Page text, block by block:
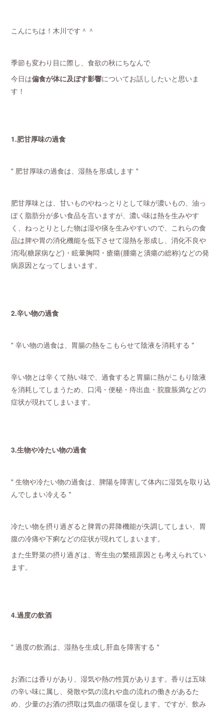
こんにちは！木川です＾＾
季節も変わり目に際し、食欲の秋にちなんで
今日は偏食が体に及ぼす影響についてお話ししたいと思いま
す！
1.肥甘厚味の過食
" 肥甘厚味の過食は、湿熱を形成します "
肥甘厚味とは、甘いものやねっとりとして味が濃いもの、油っ
ぽく脂肪分が多い食品を言いますが、濃い味は熱を生みやす
く、ねっとりとした物は湿や痰を生みやすいので、これらの食
品は脾や胃の消化機能を低下させて湿熱を形成し、消化不良や
消渇(糖尿病など)・眩暈胸悶・瘡瘍(腫瘍と潰瘍の総称)などの発
病原因となってしまいます。
2.辛い物の過食
" 辛い物の過食は、胃腸の熱をこもらせて陰液を消耗する "
辛い物とは辛くて熱い味で、過食すると胃腸に熱がこもり陰液
を消耗してしまうため、口渇・便秘・痔出血・脘腹脹満などの
症状が現れてしまいます。
3.生物や冷たい物の過食
" 生物や冷たい物の過食は、脾陽を障害して体内に湿気を取り込
んでしまい冷える "
冷たい物を摂り過ぎると脾胃の昇降機能が失調してしまい、胃
腹の冷痛や下痢などの症状が現れてしまいます。
また生野菜の摂り過ぎは、寄生虫の繁殖原因とも考えられてい
ます。
4.過度の飲酒
" 過度の飲酒は、湿熱を生成し肝血を障害する "
お酒には香りがあり、湿気や熱の性質があります。香りは五味
の辛い味に属し、発散や気の流れや血の流れの働きがあるた
め、少量のお酒の摂取は気血の循環を促します。ですが、飲み